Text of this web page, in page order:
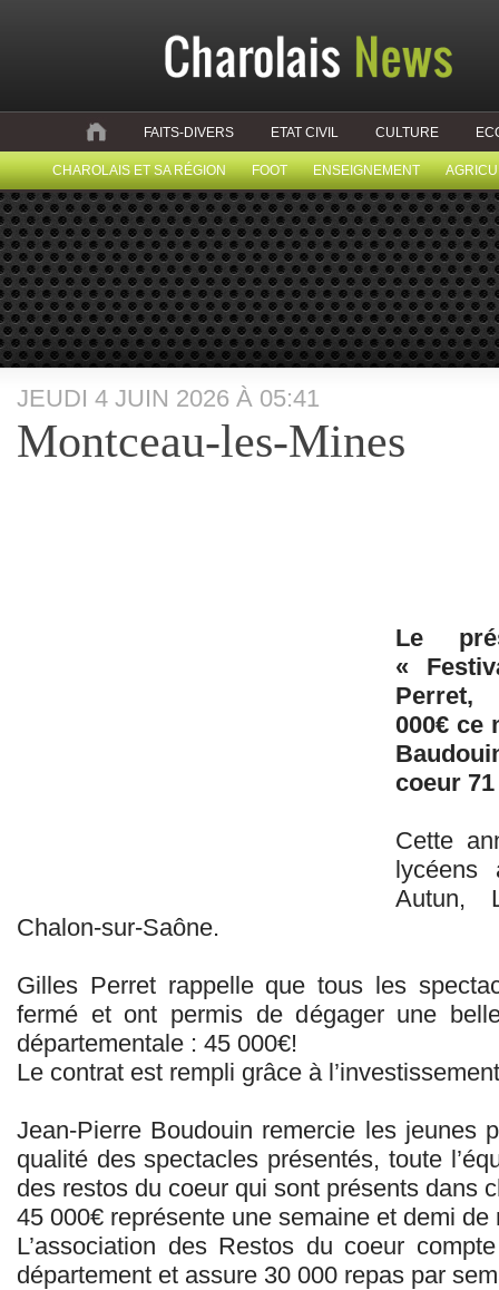
FAITS-DIVERS ETAT CIVIL CULTURE
CHAROLAIS ET SA RÉGION FOOT ENSEIGNEMENT
JEUDI 4 JUIN 2026 À 05:41
Montceau-les-Mines
Le
«
Perret,
000€ ce
coeur
Cette
Autun,
Chalon-sur-Saône.
Gilles Perret rappelle que tous les
fermé et ont permis de dégager une
départementale : 45 000€!
Le contrat est rempli grâce à
Jean-Pierre Boudouin remercie les jeunes
qualité des spectacles présentés, toute
des restos du coeur qui sont présents dans
45 000€ représente une semaine et demi de
L’association des Restos du coeur
département et assure 30 000 repas par